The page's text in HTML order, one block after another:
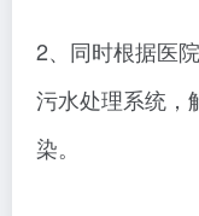
2、同时根据医
污水处理系统，
染。